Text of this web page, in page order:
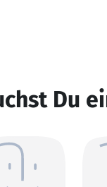
Du